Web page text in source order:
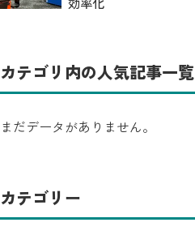
カテゴリ内の人気記事一覧
まだデータがありません。
カテゴリー